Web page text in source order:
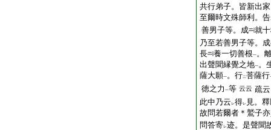
共行弟子。皆新出
至爾時文殊師利。告
善男子等。成
就
乃至若善男子等。成
長
養一切善根一。
出聲聞縁覺之地一。
薩大願一。行二菩薩行
徳之力 一等 云云 疏
此中乃云 レ得レ 見。
故問若爾者＊鷲子
問答寄レ迹。是聲聞